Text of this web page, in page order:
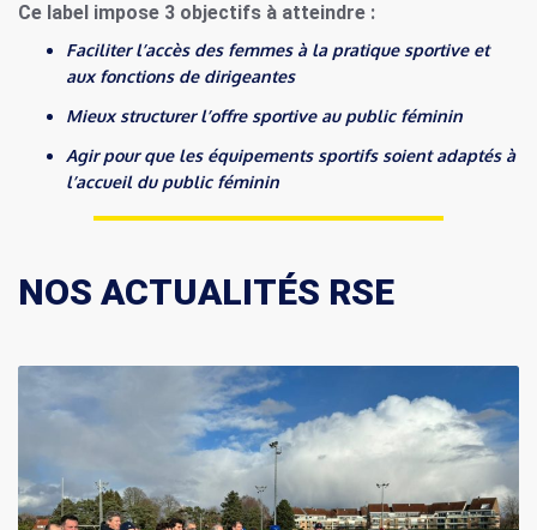
Ce label impose 3 objectifs à atteindre :
Faciliter l’accès des femmes à la pratique sportive et
aux fonctions de dirigeantes
Mieux structurer l’offre sportive au public féminin
Agir pour que les équipements sportifs soient adaptés à
l’accueil du public féminin
NOS ACTUALITÉS RSE